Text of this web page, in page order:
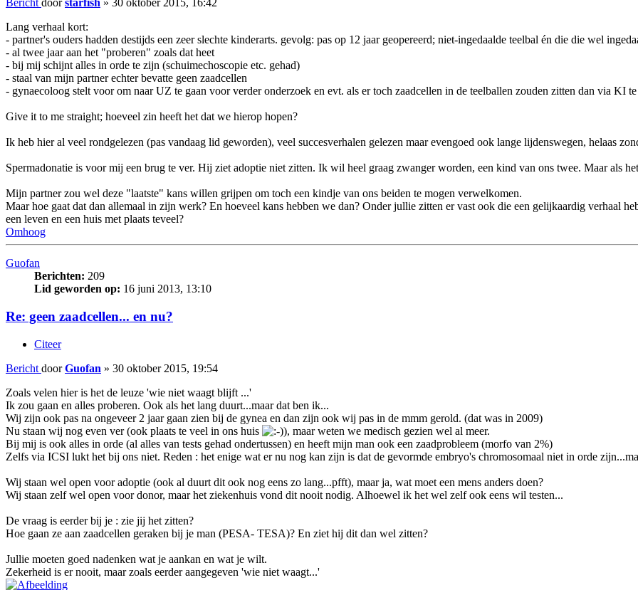
Bericht doorstarfish » 30 oktober 2015, 16:42
Lang verhaal kort:
- partner's ouders hadden destijds een zeer slechte kinderarts. gevolg: pas op 12 jaar geopereerd; niet-ingedaalde teelbal én die die wel
- al twee jaar aan het "proberen" zoals dat heet
- bij mij schijnt alles in orde te zijn (schuimechoscopie etc. gehad)
- staal van mijn partner echter bevatte geen zaadcellen
- gynaecoloog stelt voor om naar UZ te gaan voor verder onderzoek en evt. als er toch zaadcellen in de teelballen zouden zitten dan via KI
Give it to me straight; hoeveel zin heeft het dat we hierop hopen?
Ik heb hier al veel rondgelezen (pas vandaag lid geworden), veel succesverhalen gelezen maar evengoed ook lange lijdenswegen, helaas
Spermadonatie is voor mij een brug te ver. Hij ziet adoptie niet zitten. Ik wil heel graag zwanger worden, een kind van ons twee. Maar als
Mijn partner zou wel deze "laatste" kans willen grijpen om toch een kindje van ons beiden te mogen verwelkomen.
Maar hoe gaat dat dan allemaal in zijn werk? En hoeveel kans hebben we dan? Onder jullie zitten er vast ook die een gelijkaardig verhaal
een leven en een huis met plaats teveel?
Omhoog
Guofan
Berichten: 209
Lid geworden op: 16 juni 2013, 13:10
Re: geen zaadcellen... en nu?
Citeer
Bericht doorGuofan » 30 oktober 2015, 19:54
Zoals velen hier is het de leuze 'wie niet waagt blijft ...'
Ik zou gaan en alles proberen. Ook als het lang duurt...maar dat ben ik...
Wij zijn ook pas na ongeveer 2 jaar gaan zien bij de gynea en dan zijn ook wij pas in de mmm gerold. (dat was in 2009)
Nu staan wij nog even ver (ook plaats te veel in ons huis
), maar weten we medisch gezien wel al meer.
Bij mij is ook alles in orde (al alles van tests gehad ondertussen) en heeft mijn man ook een zaadprobleem (morfo van 2%)
Zelfs via ICSI lukt het bij ons niet. Reden : het enige wat er nu nog kan zijn is dat de gevormde embryo's chromosomaal niet in orde
Wij staan wel open voor adoptie (ook al duurt dit ook nog eens zo lang...pfft), maar ja, wat moet een mens anders doen?
Wij staan zelf wel open voor donor, maar het ziekenhuis vond dit nooit nodig. Alhoewel ik het wel zelf ook eens wil testen...
De vraag is eerder bij je : zie jij het zitten?
Hoe gaan ze aan zaadcellen geraken bij je man (PESA- TESA)? En ziet hij dit dan wel zitten?
Jullie moeten goed nadenken wat je aankan en wat je wilt.
Zekerheid is er nooit, maar zoals eerder aangegeven 'wie niet waagt...'